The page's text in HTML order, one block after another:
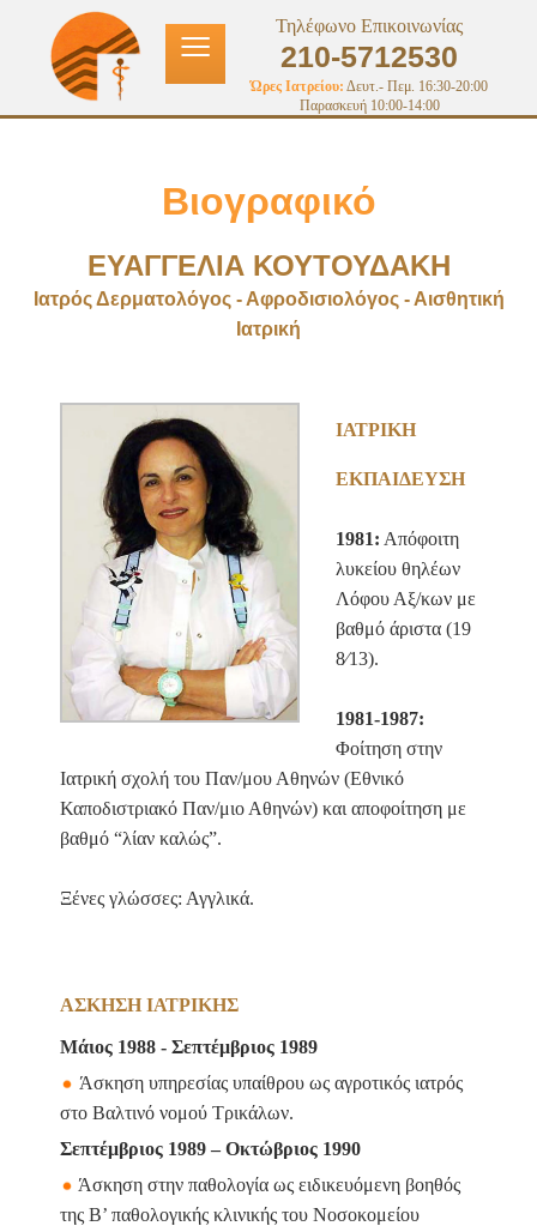
≡ Τηλέφωνο Επικοινωνίας
210-5712530
Ώρες Ιατρείου: Δευτ.- Πεμ. 16:30-20:00
Παρασκευή 10:00-14:00
Βιογραφικό
ΕΥΑΓΓΕΛΙΑ ΚΟΥΤΟΥΔΑΚΗ
Ιατρός Δερματολόγος - Αφροδισιολόγος - Αισθητική
Ιατρική
ΙΑΤΡΙΚΗ
ΕΚΠΑΙΔΕΥΣΗ
1981: Απόφοιτη
λυκείου θηλέων
Λόφου Αξ/κων με
βαθμό άριστα (19
8⁄13).
1981-1987:
Φοίτηση στην
Ιατρική σχολή του Παν/μου Αθηνών (Εθνικό
Καποδιστριακό Παν/μιο Αθηνών) και αποφοίτηση με
βαθμό “λίαν καλώς”.
Ξένες γλώσσες: Αγγλικά.
ΑΣΚΗΣΗ ΙΑΤΡΙΚΗΣ
Μάιος 1988 - Σεπτέμβριος 1989
Άσκηση υπηρεσίας υπαίθρου ως αγροτικός ιατρός
στο Βαλτινό νομού Τρικάλων.
Σεπτέμβριος 1989 – Οκτώβριος 1990
Άσκηση στην παθολογία ως ειδικευόμενη βοηθός
της Β’ παθολογικής κλινικής του Νοσοκομείου